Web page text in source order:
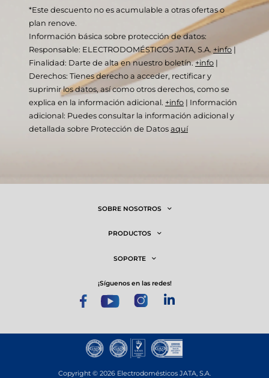
*Este descuento no es acumulable a otras ofertas o
plan renove.
Información básica sobre protección de datos:
Responsable: ELECTRODOMÉSTICOS JATA, S.A. +info |
Finalidad: Darte de alta en nuestro boletín.+info |
Derechos: Tienes derecho a acceder, rectificar y
suprimir los datos, así como otros derechos, como se
explica en la información adicional. +info | Información
adicional: Puedes consultar la información adicional y
detallada sobre Protección de Datos aquí
SOBRE NOSOTROS
PRODUCTOS
SOPORTE
¡síguenos en las redes!
Copyright © 2026 Electrodomésticos JATA, S.A.